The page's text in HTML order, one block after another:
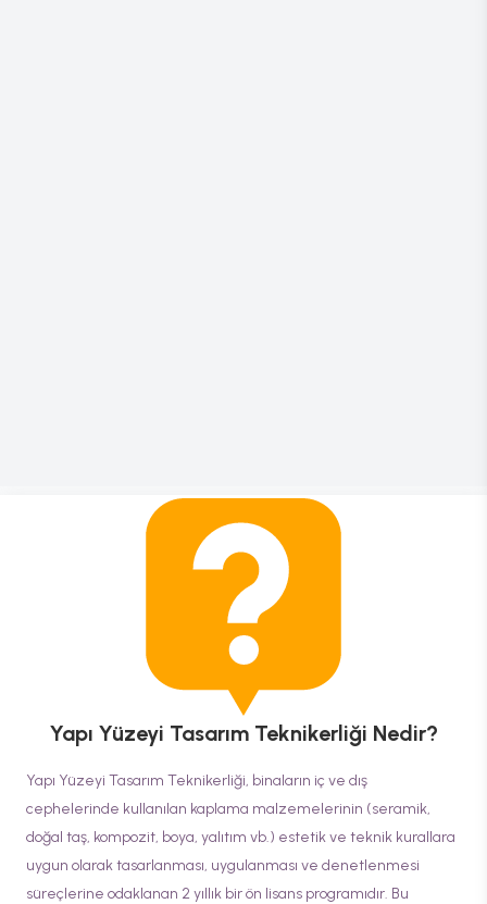
Yapı Yüzeyi Tasarım Teknikerliği Nedir?
Yapı Yüzeyi Tasarım Teknikerliği, binaların iç ve dış
cephelerinde kullanılan kaplama malzemelerinin (seramik,
doğal taş, kompozit, boya, yalıtım vb.) estetik ve teknik kurallara
uygun olarak tasarlanması, uygulanması ve denetlenmesi
süreçlerine odaklanan 2 yıllık bir ön lisans programıdır. Bu